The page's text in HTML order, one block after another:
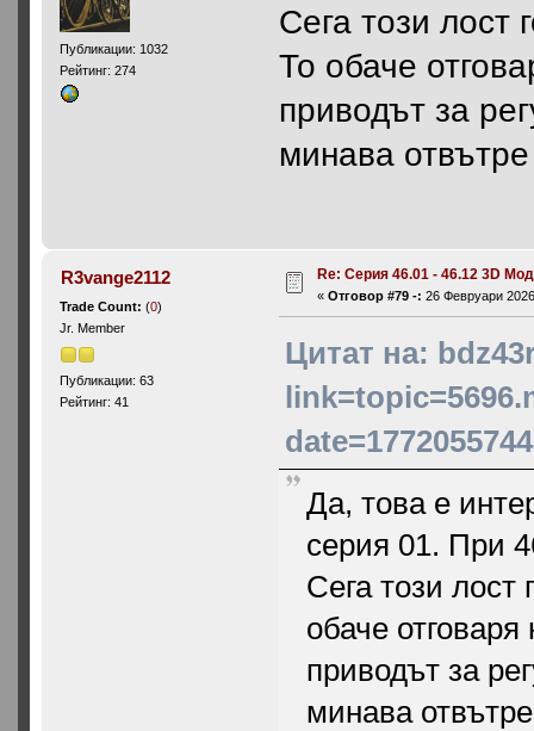
Публикации: 1032
Рейтинг: 274
Сега този лост
То обаче
приводът за
минава
R3vange2112
Trade Count:(0)
Jr. Member
Публикации: 63
Рейтинг: 41
Re: Серия 46.01 - 46.12 3D
«Отговор #79 -: 26 Февруари
Цитат на:
date=1772055744
Да, това е
серия 01. При
Сега този лост
обаче
приводът за
минава